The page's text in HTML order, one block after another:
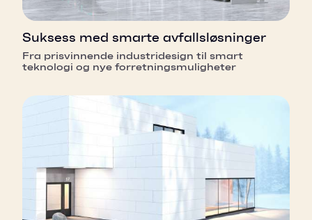
Suksess med smarte avfallsløsninger
Fra prisvinnende industridesign til smart
teknologi og nye forretningsmuligheter